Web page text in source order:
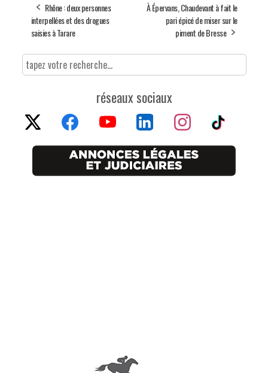
Rhône : deux personnes
interpellées et des drogues
saisies à Tarare
À Épervans, Chaudevant à fait le
pari épicé de miser sur le
piment de Bresse
réseaux sociaux